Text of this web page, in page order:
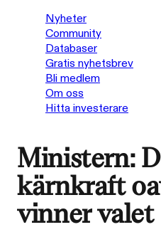
Nyheter
Community
Databaser
Gratis nyhetsbrev
Bli medlem
Om oss
Hitta investerare
Ministern:
kärnkraft
vinner valet